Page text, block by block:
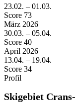
23.02. – 01.03.
Score 73
März 2026
30.03. – 05.04.
Score 40
April 2026
13.04. – 19.04.
Score 34
Profil
Skigebiet